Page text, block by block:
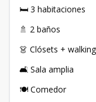
🛏️ 3 habitaciones
🚿 2 baños
👗 Clósets +
🛋️ Sala amplia
🍽️ Comedor